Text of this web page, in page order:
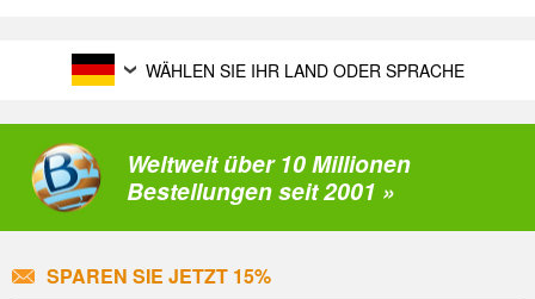
WÄHLEN SIE IHR LAND ODER SPRACHE
Weltweit über 10 Millionen
Bestellungen seit 2001 »
SPAREN SIE JETZT 15%